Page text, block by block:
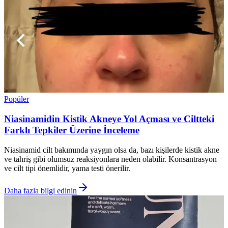
Popüler
Niasinamidin Kistik Akneye Yol Açması ve Ciltteki
Farklı Tepkiler Üzerine İnceleme
Niasinamid cilt bakımında yaygın olsa da, bazı kişilerde kistik akne
ve tahriş gibi olumsuz reaksiyonlara neden olabilir. Konsantrasyon
ve cilt tipi önemlidir, yama testi önerilir.
Daha fazla bilgi edinin